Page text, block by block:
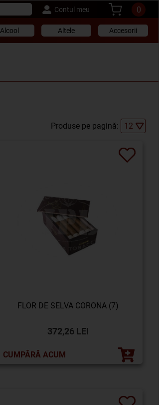
Contul meu 0
Alcool Altele Accesorii
Produse pe pagină:
FLOR DE SELVA CORONA (7)
372,26 LEI
CUMPĂRĂ ACUM